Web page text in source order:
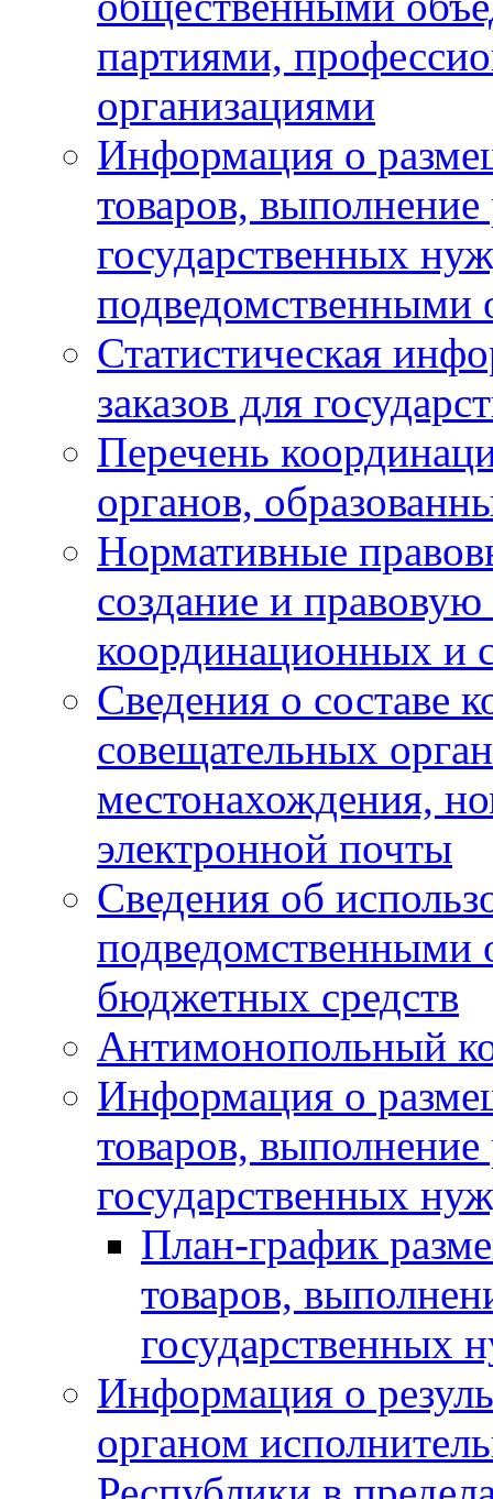
партиями,
организациями
Информация о
товаров, выполнение
государственных
подведомственными
Статистическая
заказов для
Перечень
органов,
Нормативные
создание и
координационных и
Сведения о составе
совещательных
местонахождения,
электронной почты
Сведения об
подведомственными
бюджетных средств
Антимонопольный
Информация о
товаров, выполнение
государственных
План-график
товаров,
государственных
Информация о
органом